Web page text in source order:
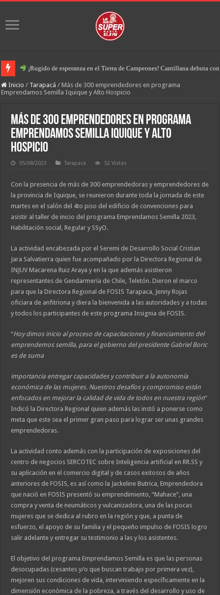
¡Rugido de esperanza en el Tierra de Campeones! Cantillana debuta
Inicio / Tarapacá / Más de 300 emprendedores en programa
Emprendamos Semilla Iquique y Alto Hospicio
Más de 300 emprendedores en programa
Emprendamos Semilla Iquique y Alto
Hospicio
05/08/2023 Tarapacá 52 Vistas
Con la presencia de más de 300 emprendedoras y emprendedores de
la provincia de Iquique, se reunieron durante toda la jornada de este
martes en el salón del 4to piso del edificio de convenciones para
asistir al taller de inicio del programa Emprendamos Semilla 2023,
Habilitación social, Regular y SSyO.
La actividad encabezada por el Seremi de Desarrollo Social Cristian
Jara Salvatierra quien fue acompañado por la Directora Regional de
INJUV Macarena Ruiz Araya y en la que además asistieron
representantes de Gendarmería de Chile, Teletón. Dieron el marco
para que la Directora Regional de FOSIS Tarapaca, Jenny Rojas
oficiara de anfitriona y diera la bienvenida a las autoridades y a todas
y todos los participantes de este programa Insignia de FOSIS.
“Hoy dimos inicio al proceso de capacitaciones y financiamiento del
emprendemos semilla, para el gobierno del presidente Gabriel Boric
es de suma
importancia entregar capacidades y contribuir a la autonomía
económica de las mujeres. Nuestros desafíos y compromiso están
enfocados en mejorar la calidad de vida de todos en nuestra región”
Indicó la Directora Regional quien además las instó a ponerse como
meta que este sea el primer gran paso para lograr ser unas grandes
emprendedoras.
La actividad conto además con la participación de exposiciones del
centro de negocios SERCOTEC sobre Inteligencia artificial en RR.SS y
su aplicación en el comercio digital y de casos exitosos de años
anteriores de FOSIS, es así como la Jackeline Butrica, Emprendedora
que nació en FOSIS presentó su emprendimiento, “Mahace”, una
compra y venta de neumáticos y vulcanizadora, una de las pocas
mujeres que se dedica al rubro en la región y que, a punta de
esfuerzo, el apoyo de su familia y el pequeño impulso de FOSIS logro
salir adelante y entregar su testimonio a las y los asistentes.
El objetivo del programa Emprendamos Semilla es que las personas
desocupadas (cesantes y/o que buscan trabajo por primera vez),
mejoren sus condiciones de vida, interviniendo específicamente en la
dimensión económica de la pobreza, a través del desarrollo y uso de